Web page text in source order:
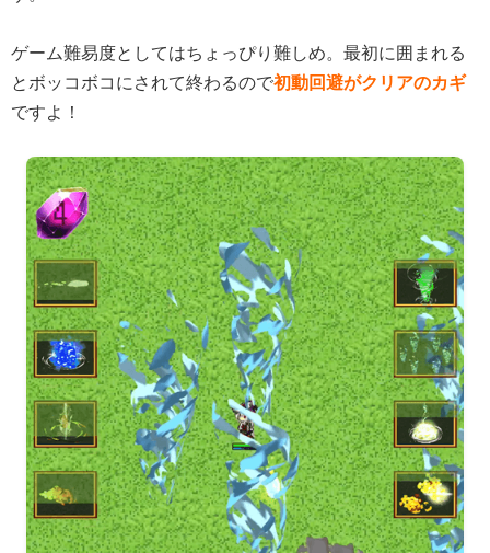
ゲーム難易度としてはちょっぴり難しめ。最初に囲まれる
とボッコボコにされて終わるので初動回避がクリアのカギ
ですよ！